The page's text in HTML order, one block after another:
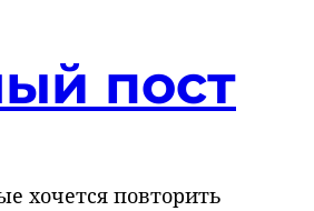
пост
хочется повторить